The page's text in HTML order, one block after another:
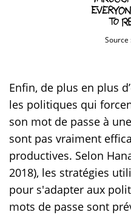
Source
Enfin, de plus en plus
les politiques qui
son mot de passe à
sont pas vraiment
productives. Selon
2018), les stratégies
pour s'adapter aux
mots de passe sont